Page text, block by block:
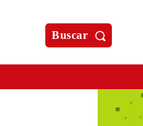
Buscar